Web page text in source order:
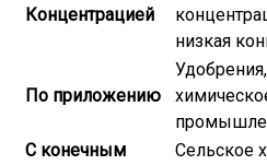
Концентрацией
низкая
По приложению
С конечным
Сельское